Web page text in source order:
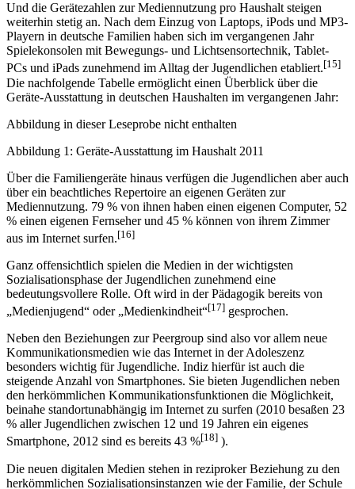
Und die Gerätezahlen zur Mediennutzung pro Haushalt steigen
weiterhin stetig an. Nach dem Einzug von Laptops, iPods und MP3-
Playern in deutsche Familien haben sich im vergangenen Jahr
Spielekonsolen mit Bewegungs- und Lichtsensortechnik, Tablet-
PCs und iPads zunehmend im Alltag der Jugendlichen etabliert.[15]
Die nachfolgende Tabelle ermöglicht einen Überblick über die
Geräte-Ausstattung in deutschen Haushalten im vergangenen Jahr:
Abbildung in dieser Leseprobe nicht enthalten
Abbildung 1: Geräte-Ausstattung im Haushalt 2011
Über die Familiengeräte hinaus verfügen die Jugendlichen aber auch
über ein beachtliches Repertoire an eigenen Geräten zur
Mediennutzung. 79 % von ihnen haben einen eigenen Computer, 52
% einen eigenen Fernseher und 45 % können von ihrem Zimmer
aus im Internet surfen.[16]
Ganz offensichtlich spielen die Medien in der wichtigsten
Sozialisationsphase der Jugendlichen zunehmend eine
bedeutungsvollere Rolle. Oft wird in der Pädagogik bereits von
„Medienjugend“ oder „Medienkindheit“[17] gesprochen.
Neben den Beziehungen zur Peergroup sind also vor allem neue
Kommunikations­medien wie das Internet in der Adoleszenz
besonders wichtig für Jugendliche. Indiz hierfür ist auch die
steigende Anzahl von Smartphones. Sie bieten Jugendlichen neben
den herkömmlichen Kommunikationsfunktionen die Möglichkeit,
beinahe standortunabhängig im Internet zu surfen (2010 besaßen 23
% aller Jugendlichen zwischen 12 und 19 Jahren ein eigenes
Smartphone, 2012 sind es bereits 43 %[18] ).
Die neuen digitalen Medien stehen in reziproker Beziehung zu den
herkömmlichen Sozialisationsinstanzen wie der Familie, der Schule